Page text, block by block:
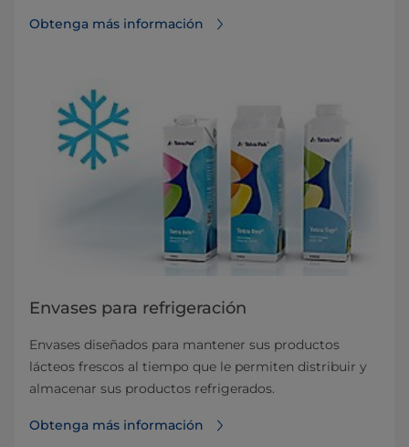
Obtenga más información
Envases para refrigeración
Envases diseñados para mantener sus productos
lácteos frescos al tiempo que le permiten distribuir y
almacenar sus productos refrigerados.
Obtenga más información